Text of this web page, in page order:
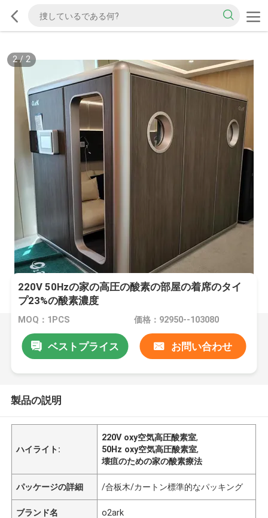
2/ 2
220V 50Hzの家の高圧の酸素の部屋の着席のタイ
プ23%の酸素濃度
MOQ：1PCS 価格：92950--103080
ベストプライス お問い合わせ
製品の説明
ハイライト:
220V oxy空気高圧酸素室,
50Hz oxy空気高圧酸素室,
壊疽のための家の酸素療法
パッケージの詳細 /合板木/カートン標準的なパッキング
ブランド名 o2ark